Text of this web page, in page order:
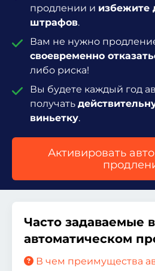
продлении и избежите
штрафов.
Вам не нужно
своевременно
либо риска!
Вы будете каждый год
получать
виньетку.
Активировать
Часто задаваемые
автоматическом
В чем преимущества